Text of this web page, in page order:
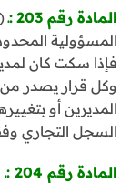
المادة رقم 203 :ـ
المسؤولية
فإذا سكت كان
وكل قرار يصدر من
المديرين أو
السجل التجاري
المادة رقم 204 :ـ